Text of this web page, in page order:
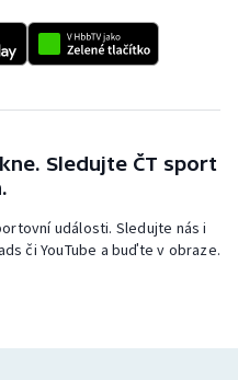
Sledujte ČT sport
události. Sledujte nás i
či YouTube a buďte v obraze.